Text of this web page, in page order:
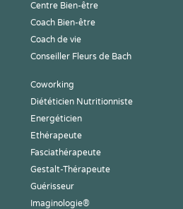
Centre Bien-être
Coach Bien-être
Coach de vie
Conseiller Fleurs de Bach
Coworking
Diététicien Nutritionniste
Energéticien
Ethérapeute
Fasciathérapeute
Gestalt-Thérapeute
Guérisseur
Imaginologie®